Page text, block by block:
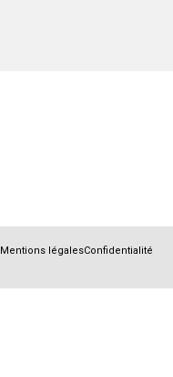
Mentions légalesConfidentialité